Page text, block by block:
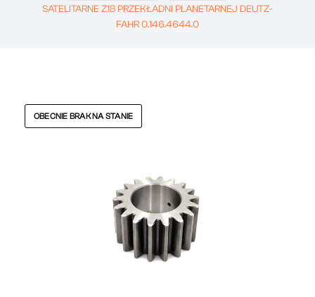
SATELITARNE Z18 PRZEKŁADNI PLANETARNEJ DEUTZ-
FAHR 0.146.4644.0
OBECNIE BRAK NA STANIE